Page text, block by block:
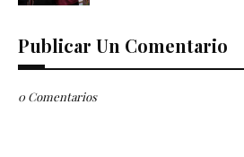
Publicar Un Comentario
0 Comentarios